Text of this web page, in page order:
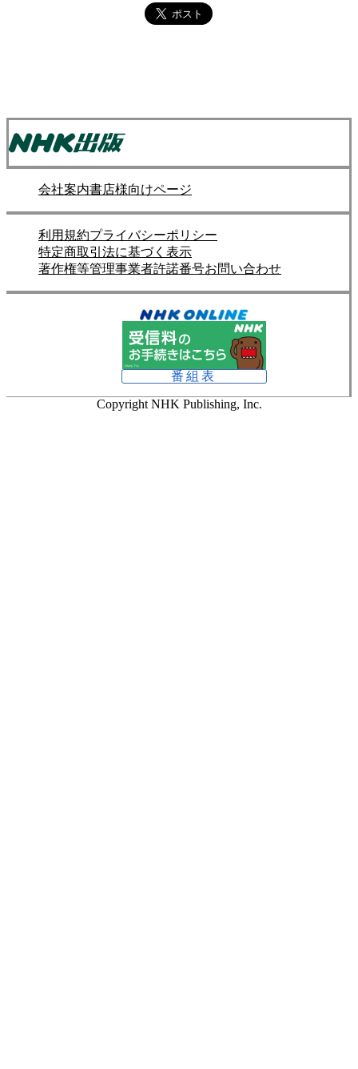
会社案内書店様向けページ
利用規約プライバシーポリシー
特定商取引法に基づく表示
著作権等管理事業者許諾番号お問い合わせ
番組表
Copyright NHK Publishing, Inc.